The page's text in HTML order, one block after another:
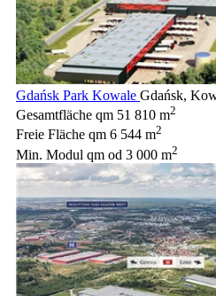
Gdańsk Park Kowale Gdańsk,
Gesamtfläche qm 51 810 m2
Freie Fläche qm 6 544 m2
Min. Modul qm od 3 000 m2